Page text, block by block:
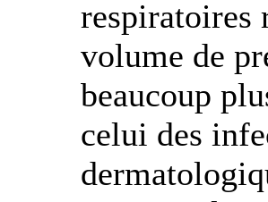
respiratoires
volume de
beaucoup
celui des